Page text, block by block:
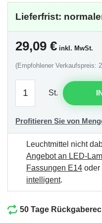
Lieferfrist:
29,09 € inkl. MwSt.
(Empfohlener Verkaufspreis:
St.
Profitieren Sie von
Leuchtmittel nicht
Angebot an LED-
Fassungen E14 oder
intelligent.
50 Tage